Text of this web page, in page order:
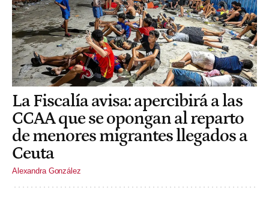
La Fiscalía avisa: apercibirá a las
CCAA que se opongan al reparto
de menores migrantes llegados a
Ceuta
Alexandra González